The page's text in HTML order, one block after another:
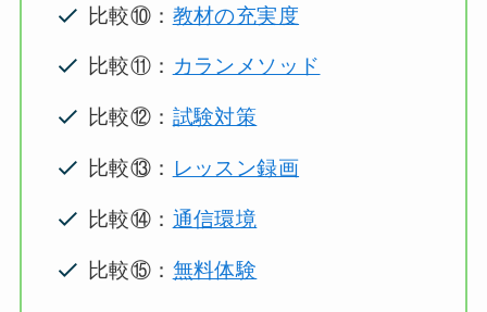
比較⑩： 教材の充実度
比較⑪： カランメソッド
比較⑫： 試験対策
比較⑬： レッスン録画
比較⑭： 通信環境
比較⑮： 無料体験